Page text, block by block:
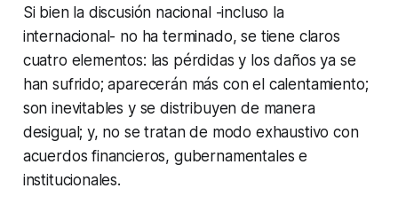
Si bien la discusión nacional -incluso la
internacional- no ha terminado, se tiene claros
cuatro elementos: las pérdidas y los daños ya se
han sufrido; aparecerán más con el calentamiento;
son inevitables y se distribuyen de manera
desigual; y, no se tratan de modo exhaustivo con
acuerdos financieros, gubernamentales e
institucionales.